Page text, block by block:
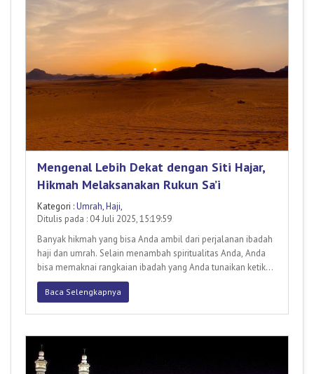
Mengenal Lebih Dekat dengan Siti Hajar,
Hikmah Melaksanakan Rukun Sa’i
Kategori :Umrah,Haji,
Ditulis pada : 04 Juli 2025, 15:19:59
Banyak hikmah yang bisa Anda ambil dari perjalanan ibadah
haji dan umrah. Selain menambah spiritualitas Anda, Anda
bisa memaknai rangkaian ibadah yang Anda tunaikan ketika
di
Baca Selengkapnya